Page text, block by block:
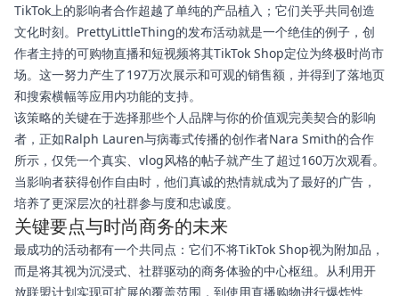
TikTok上的影响者合作超越了单纯的产品植入；它们关乎共同创造
文化时刻。PrettyLittleThing的发布活动就是一个绝佳的例子，创
作者主持的可购物直播和短视频将其TikTok Shop定位为终极时尚市
场。这一努力产生了197万次展示和可观的销售额，并得到了落地页
和搜索横幅等应用内功能的支持。
该策略的关键在于选择那些个人品牌与你的价值观完美契合的影响
者，正如Ralph Lauren与病毒式传播的创作者Nara Smith的合作
所示，仅凭一个真实、vlog风格的帖子就产生了超过160万次观看。
当影响者获得创作自由时，他们真诚的热情就成为了最好的广告，
培养了更深层次的社群参与度和忠诚度。
关键要点与时尚商务的未来
最成功的活动都有一个共同点：它们不将TikTok Shop视为附加品，
而是将其视为沉浸式、社群驱动的商务体验的中心枢纽。从利用开
放联盟计划实现可扩展的覆盖范围，到使用直播购物进行爆炸性、